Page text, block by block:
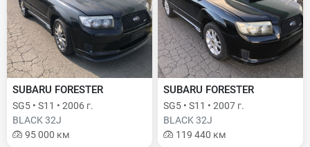
SUBARU FORESTER
SG5 • S11 • 2006 г.
BLACK 32J
95 000 км
SUBARU FORESTER
SG5 • S11 • 2007 г.
BLACK 32J
119 440 км